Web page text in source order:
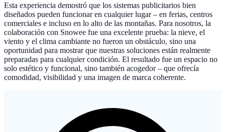
Esta experiencia demostró que los sistemas publicitarios bien
diseñados pueden funcionar en cualquier lugar – en ferias, centros
comerciales e incluso en lo alto de las montañas. Para nosotros, la
colaboración con Snowee fue una excelente prueba: la nieve, el
viento y el clima cambiante no fueron un obstáculo, sino una
oportunidad para mostrar que nuestras soluciones están realmente
preparadas para cualquier condición. El resultado fue un espacio no
solo estético y funcional, sino también acogedor – que ofrecía
comodidad, visibilidad y una imagen de marca coherente.